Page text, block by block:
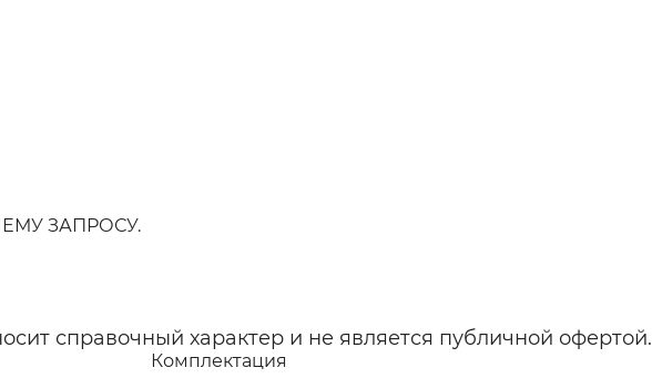
ЗАПРОСУ.
справочный характер и не является публичной офертой.
Комплектация